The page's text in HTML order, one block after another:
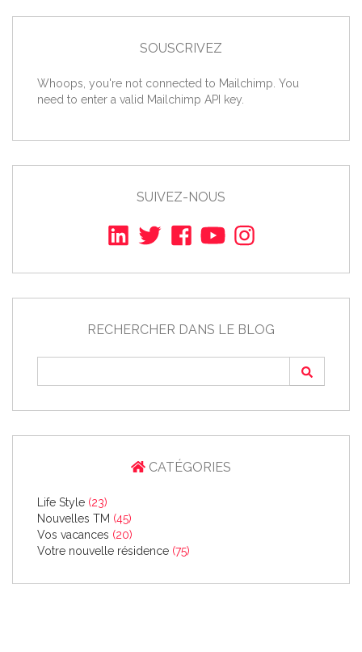
SOUSCRIVEZ
Whoops, you're not connected to Mailchimp. You
need to enter a valid Mailchimp API key.
SUIVEZ-NOUS
RECHERCHER DANS LE BLOG
CATÉGORIES
Life Style (23)
Nouvelles TM (45)
Vos vacances (20)
Votre nouvelle résidence (75)